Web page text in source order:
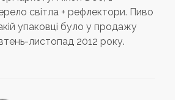
світла + рефлектори. Пиво
упаковці було у продажу
листопад 2012 року.